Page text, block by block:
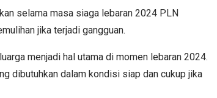
selama masa siaga lebaran 2024 PLN
jika terjadi gangguan.
menjadi hal utama di momen lebaran 2024.
dibutuhkan dalam kondisi siap dan cukup jika